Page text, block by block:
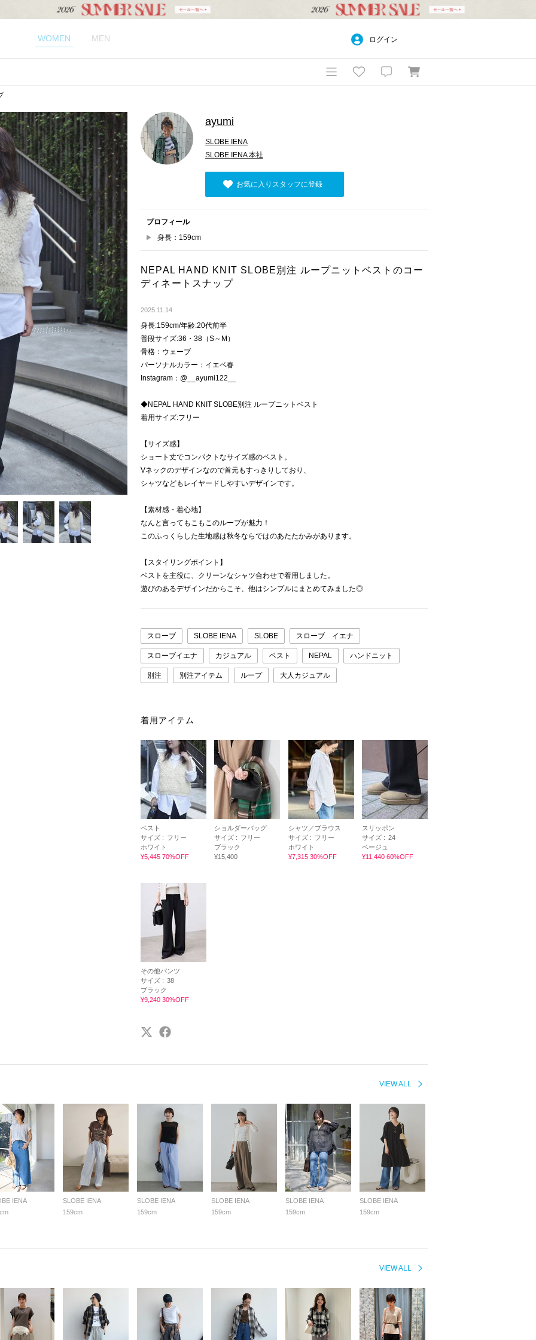
WOMEN MEN ログイン
ayumi
SLOBE IENA
SLOBE IENA 本社
お気に入りスタッフに登録
プロフィール
身長：159cm
NEPAL HAND KNIT SLOBE別注 ループニットベストのコー
ディネートスナップ
2025.11.14
身長:159cm/年齢:20代前半
普段サイズ:36・38（S～M）
骨格：ウェーブ
パーソナルカラー：イエベ春
Instagram：@__ayumi122__
◆NEPAL HAND KNIT SLOBE別注 ループニットベスト
着用サイズ:フリー
【サイズ感】
ショート丈でコンパクトなサイズ感のベスト。
Vネックのデザインなので首元もすっきりしており、
シャツなどもレイヤードしやすいデザインです。
【素材感・着心地】
なんと言ってもこもこのループが魅力！
このふっくらした生地感は秋冬ならではのあたたかみがあります。
【スタイリングポイント】
ベストを主役に、クリーンなシャツ合わせで着用しました。
遊びのあるデザインだからこそ、他はシンプルにまとめてみました◎
スローブ SLOBE IENA SLOBE スローブ イエナ
スローブイエナ カジュアル ベスト NEPAL ハンドニット
別注 別注アイテム ループ 大人カジュアル
着用アイテム
ベスト
サイズ : フリー
ホワイト
¥5,445 70%OFF
ショルダーバッグ
サイズ : フリー
ブラック
¥15,400
シャツ／ブラウス
サイズ : フリー
ホワイト
¥7,315 30%OFF
スリッポン
サイズ : 24
ベージュ
¥11,440 60%OFF
その他パンツ
サイズ : 38
ブラック
¥9,240 30%OFF
VIEW ALL
IENA
SLOBE IENA
159cm
SLOBE IENA
159cm
SLOBE IENA
159cm
SLOBE IENA
159cm
SLOBE IENA
159cm
VIEW ALL